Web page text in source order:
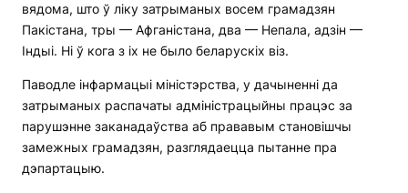
вядома, што ў ліку затрыманых восем грамадзян
Пакістана, тры — Афганістана, два — Непала, адзін —
Індыі. Ні ў кога з іх не было беларускіх віз.
Паводле інфармацыі міністэрства, у дачыненні да
затрыманых распачаты адміністрацыйны працэс за
парушэнне заканадаўства аб прававым становішчы
замежных грамадзян, разглядаецца пытанне пра
дэпартацыю.